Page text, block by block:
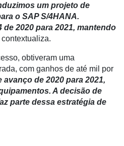
um projeto de
o SAP S/4HANA.
de 2020 para 2021, mantendo
contextualiza.
obtiveram uma
com ganhos de até mil por
de 2020 para 2021,
A decisão de
parte dessa estratégia de